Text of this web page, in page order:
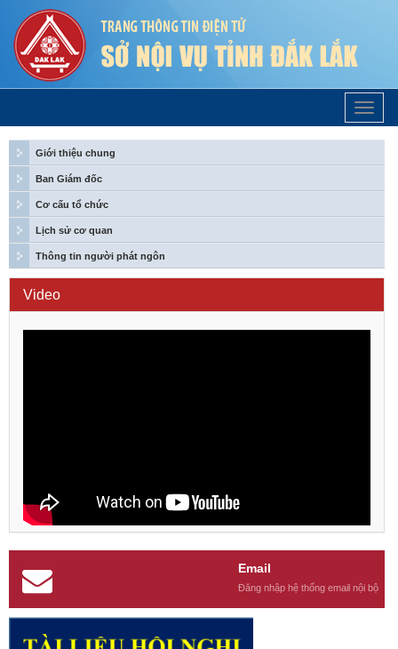
Trang
Chủ
Giới thiệu chung
Ban Giám đốc
Cơ cấu tổ chức
Lịch sử cơ quan
Thông tin người phát ngôn
Video
Email
Đăng nhập hệ thống email nội bộ